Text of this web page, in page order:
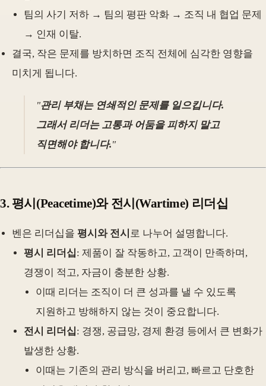
팀의 사기 저하 → 팀의 평판 악화 → 조직 내 협업 문제
→ 인재 이탈.
결국, 작은 문제를 방치하면 조직 전체에 심각한 영향을
미치게 됩니다.
"관리 부채는 연쇄적인 문제를 일으킵니다.
그래서 리더는 고통과 어둠을 피하지 말고
직면해야 합니다."
3. 평시(Peacetime)와 전시(Wartime) 리더십
벤은 리더십을 평시와 전시 로 나누어 설명합니다.
평시 리더십: 제품이 잘 작동하고, 고객이 만족하며,
경쟁이 적고, 자금이 충분한 상황.
이때 리더는 조직이 더 큰 성과를 낼 수 있도록
지원하고 방해하지 않는 것이 중요합니다.
전시 리더십: 경쟁, 공급망, 경제 환경 등에서 큰 변화가
발생한 상황.
이때는 기존의 관리 방식을 버리고, 빠르고 단호한